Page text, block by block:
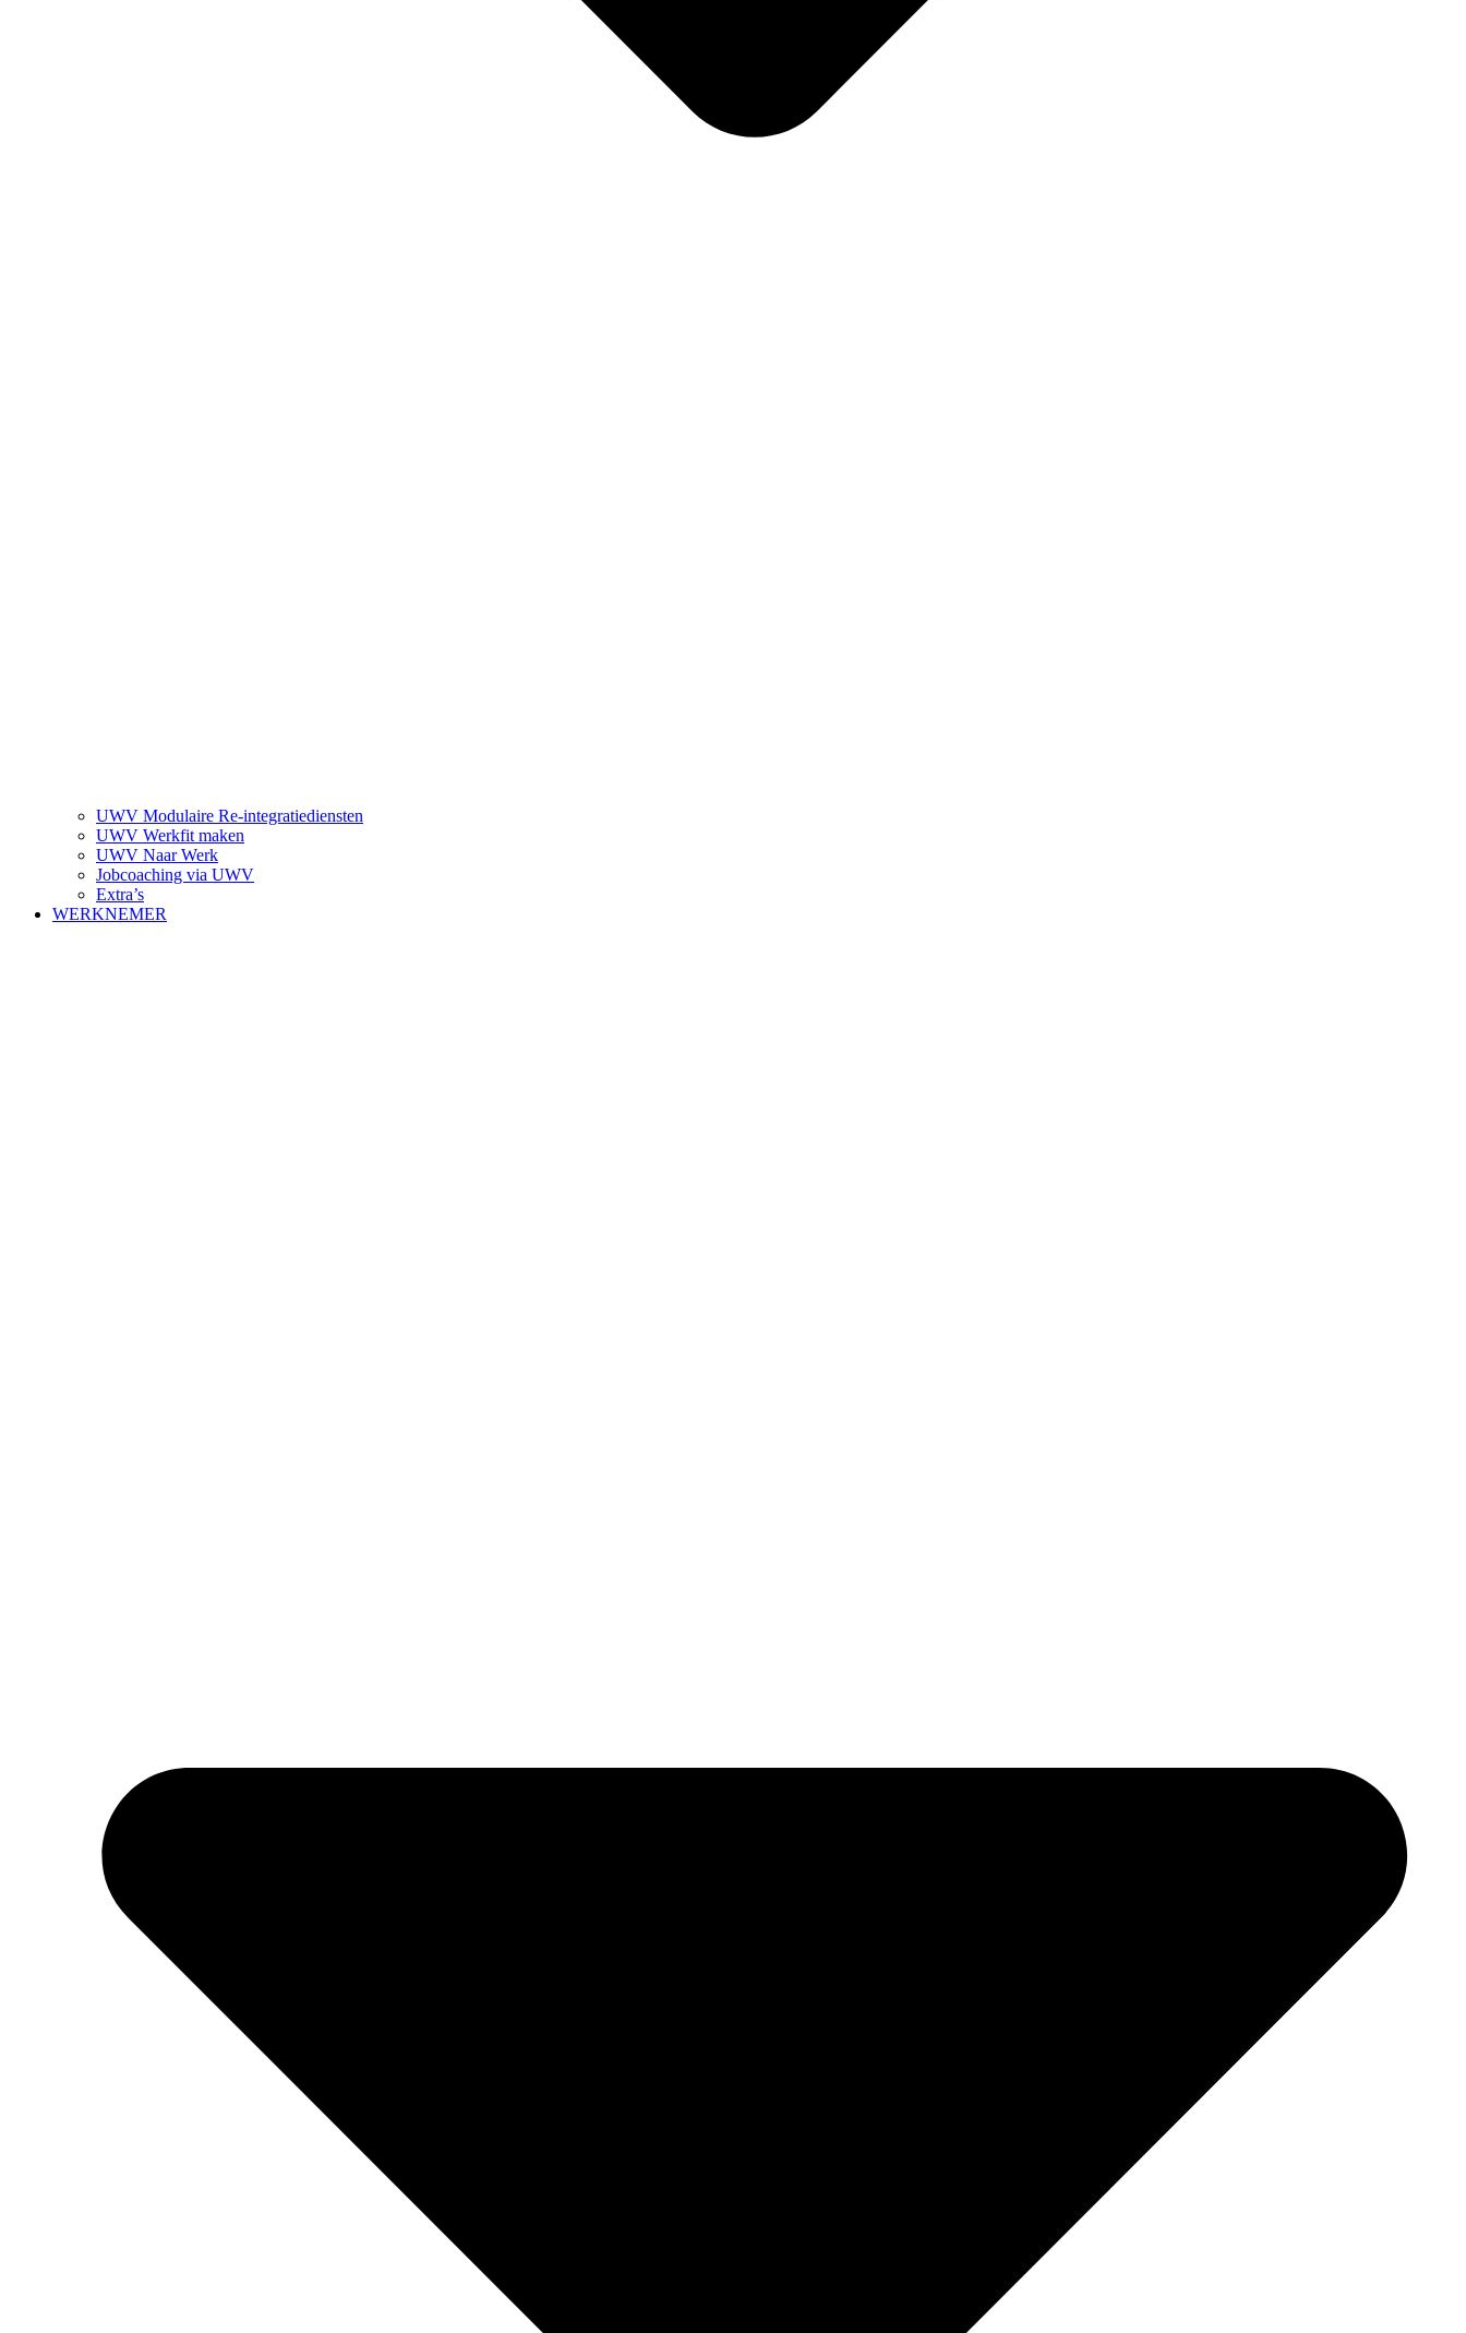
UWV Modulaire Re-integratiediensten
UWV Werkfit maken
UWV Naar Werk
Jobcoaching via UWV
Extra’s
WERKNEMER